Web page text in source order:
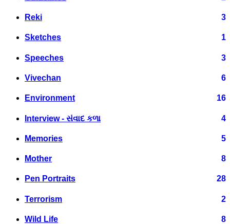
Reki 3
Sketches 1
Speeches 3
Vivechan 6
Environment 16
Interview - સંવાદ કળા 4
Memories 5
Mother 8
Pen Portraits 28
Terrorism 2
Wild Life 8